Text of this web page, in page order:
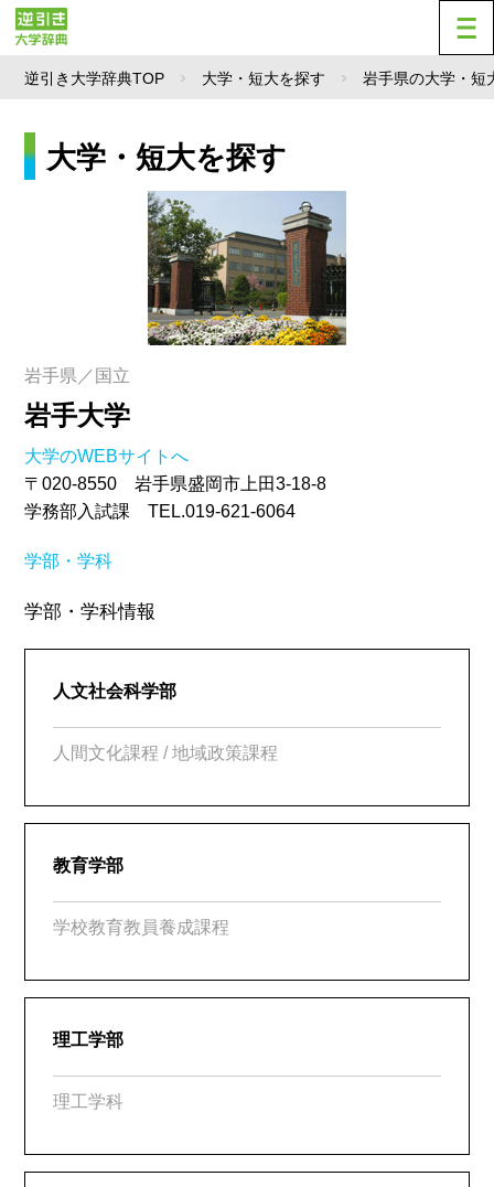
逆引き大学辞典TOP 大学・短大を探す 岩手県の大学・短
大学・短大を探す
岩手県／国立
岩手大学
大学のWEBサイトへ
〒020-8550 岩手県盛岡市上田3-18-8
学務部入試課 TEL.019-621-6064
学部・学科
学部・学科情報
人文社会科学部
人間文化課程 / 地域政策課程
教育学部
学校教育教員養成課程
理工学部
理工学科